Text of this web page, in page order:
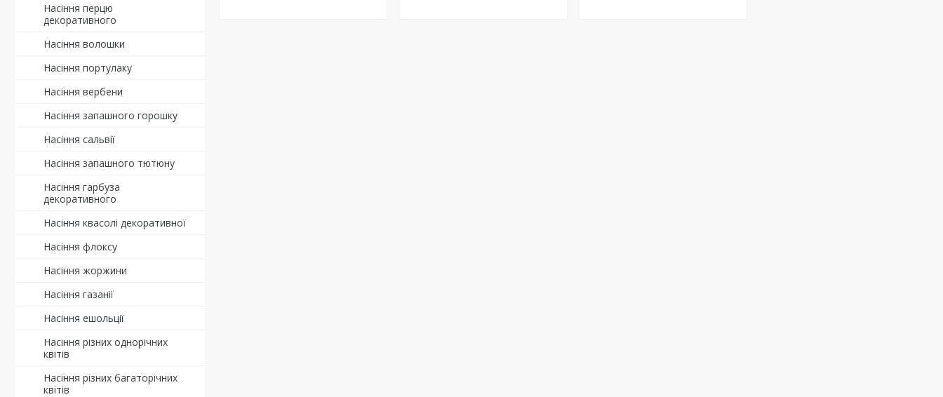
Насіння перцю
декоративного
Насіння волошки
Насіння портулаку
Насіння вербени
Насіння запашного горошку
Насіння сальвії
Насіння запашного тютюну
Насіння гарбуза
декоративного
Насіння квасолі декоративної
Насіння флоксу
Насіння жоржини
Насіння газанії
Насіння ешольції
Насіння різних однорічних
квітів
Насіння різних багаторічних
квітів